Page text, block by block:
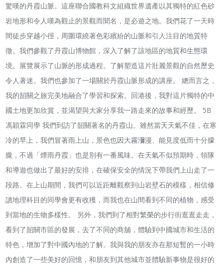
驚嘆的丹霞山脈。這座聯合國教科文組織世界遺產以其獨特的紅色砂
岩地形和令人嘆為觀止的景觀而聞名，是必遊之地。我們花了一天時
間徒步穿越小徑，周圍環繞著色彩繽紛的山脈和引人注目的地質特
徵。我們參觀了丹霞山博物館，深入了解了該地區的地質和生態環
境。展覽展示了山脈的形成過程。了解塑造這片壯麗景觀的自然歷史
令人著迷。我們也參加了一場關於丹霞山脈形成的講座。 總而言之，
我的韶關之旅完美地融合了學習和探索。回港後，我對這片獨特的中
國土地更加欣賞，並渴望與大家分享我一路走來的故事和經歷。 5B
馮穎霖同學 我們到訪了韶關著名的丹霞山。雖然當天天氣不佳，在寒
冷的早上，我們冒著雨上山，景色也因大霧瀰漫、能見度低而十分朦
朧，不過「煙雨丹霞」也是別有一番風味。在天氣不似預期時，領隊
和導遊也做出了最好的安排，在確保安全的情況下帶我們上山走了一
段路。在上山期間，我們可以近距離觀察到山岩壁石的模樣，相信修
讀地理科目的同學會更有收穫，而我也在山間看到不同的植物，感受
到當地的生物多樣性。 另外，我們到了相對繁榮的步行街逛逛走走，
看到了韶關市區的發展，去了不同的商舖，體驗到中國城市和生活的
特色，增加了對中國內地的了解。我與我的朋友亦在那短暫的一小時
內創造了一些美好的回憶，和朋友到其他城市並體驗新事物是很好的